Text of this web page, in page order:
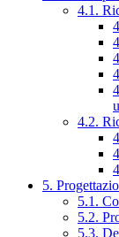
4.1.
4.2.
5.
5.1.
5.2.
5.3.